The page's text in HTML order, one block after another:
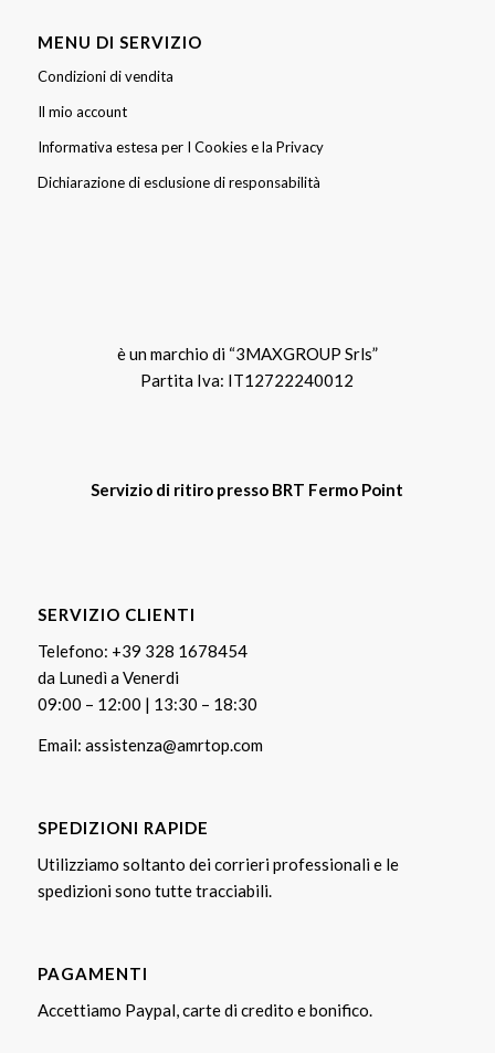
MENU DI SERVIZIO
Condizioni di vendita
Il mio account
Informativa estesa per I Cookies e la Privacy
Dichiarazione di esclusione di responsabilità
è un marchio di “3MAXGROUP Srls”
Partita Iva: IT12722240012
Servizio di ritiro presso BRT Fermo Point
SERVIZIO CLIENTI
Telefono: +39 328 1678454
da Lunedì a Venerdi
09:00 – 12:00 | 13:30 – 18:30
Email: assistenza@amrtop.com
SPEDIZIONI RAPIDE
Utilizziamo soltanto dei corrieri professionali e le
spedizioni sono tutte tracciabili.
PAGAMENTI
Accettiamo Paypal, carte di credito e bonifico.